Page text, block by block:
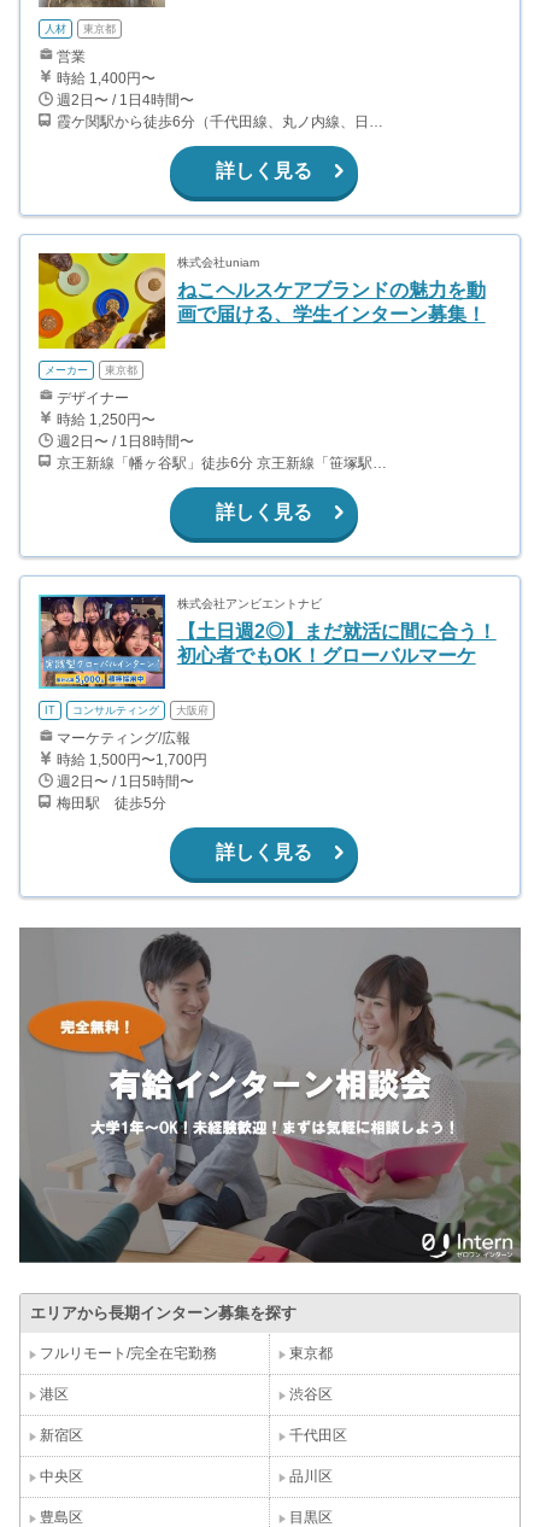
人材 東京都
営業
時給 1,400円〜
週2日〜 / 1日4時間〜
霞ケ関駅から徒歩6分（千代田線、丸ノ内線、日比谷線） 虎ノ門駅から徒歩2分（銀座線、日比谷線） 虎ノ門ヒルズ駅から徒歩5分（日比谷線）
詳しく見る
株式会社uniam
ねこヘルスケアブランドの魅力を動
画で届ける、学生インターン募集！
メーカー 東京都
デザイナー
時給 1,250円〜
週2日〜 / 1日8時間〜
詳しく見る
株式会社アンビエントナビ
【土日週2◎】まだ就活に間に合う！
初心者でもOK！グローバルマーケ
IT コンサルティング 大阪府
マーケティング/広報
時給 1,500円〜1,700円
週2日〜 / 1日5時間〜
梅田駅 徒歩5分
詳しく見る
エリアから長期インターン募集を探す
フルリモート/完全在宅勤務 東京都
港区 渋谷区
新宿区 千代田区
中央区 品川区
豊島区 目黒区